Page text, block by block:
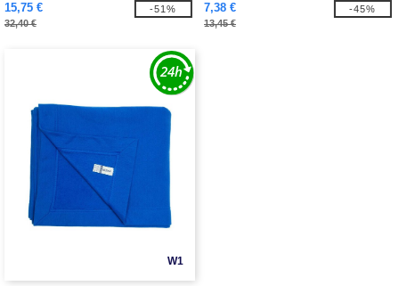
15,75 €
32,40 €
-51%
7,38 €
13,45 €
-45%
W1